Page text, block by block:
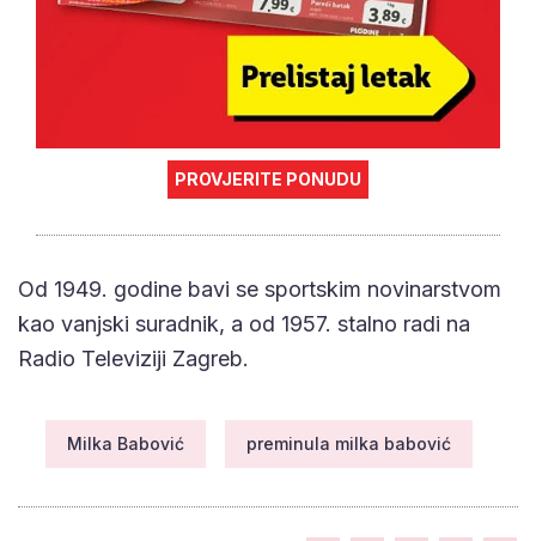
PROVJERITE PONUDU
Od 1949. godine bavi se sportskim novinarstvom
kao vanjski suradnik, a od 1957. stalno radi na
Radio Televiziji Zagreb.
Milka Babović preminula milka babović